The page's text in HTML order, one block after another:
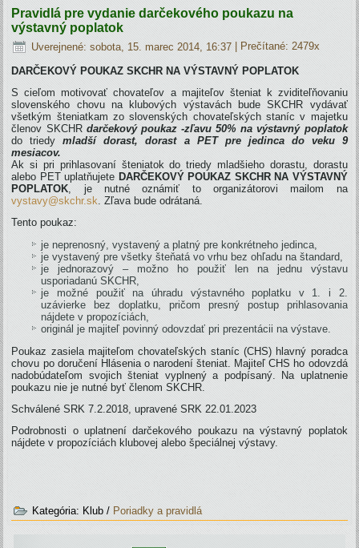
Pravidlá pre vydanie darčekového poukazu na
výstavný poplatok
Uverejnené: sobota, 15. marec 2014, 16:37 | Prečítané: 2479x
DARČEKOVÝ POUKAZ SKCHR NA VÝSTAVNÝ POPLATOK
S cieľom motivovať chovateľov a majiteľov šteniat k zviditeľňovaniu
slovenského chovu na klubových výstavách bude SKCHR vydávať
všetkým šteniatkam zo slovenských chovateľských staníc v majetku
členov SKCHR darčekový poukaz -zľavu 50% na výstavný poplatok
do triedymladší dorast, dorast a PET pre jedinca do veku 9
mesiacov.
Ak si pri prihlasovaní šteniatok do triedy mladšieho dorastu, dorastu
alebo PET uplatňujete DARČEKOVÝ POUKAZ SKCHR NA VÝSTAVNÝ
POPLATOK, je nutné oznámiť to organizátorovi mailom na
vystavy@skchr.sk. Zľava bude odrátaná.
Tento poukaz:
je neprenosný, vystavený a platný pre konkrétneho jedinca,
je vystavený pre všetky šteňatá vo vrhu bez ohľadu na štandard,
je jednorazový – možno ho použiť len na jednu výstavu
usporiadanú SKCHR,
je možné použiť na úhradu výstavného poplatku v 1. i 2.
uzávierke bez doplatku, pričom presný postup prihlasovania
nájdete v propozíciách,
originál je majiteľ povinný odovzdať pri prezentácii na výstave.
Poukaz zasiela majiteľom chovateľských staníc (CHS) hlavný poradca
chovu po doručení Hlásenia o narodení šteniat. Majiteľ CHS ho odovzdá
nadobúdateľom svojich šteniat vyplnený a podpísaný. Na uplatnenie
poukazu nie je nutné byť členom SKCHR.
Schválené SRK 7.2.2018, upravené SRK 22.01.2023
Podrobnosti o uplatnení darčekového poukazu na výstavný poplatok
nájdete v propozíciách klubovej alebo špeciálnej výstavy.
Kategória: Klub / Poriadky a pravidlá